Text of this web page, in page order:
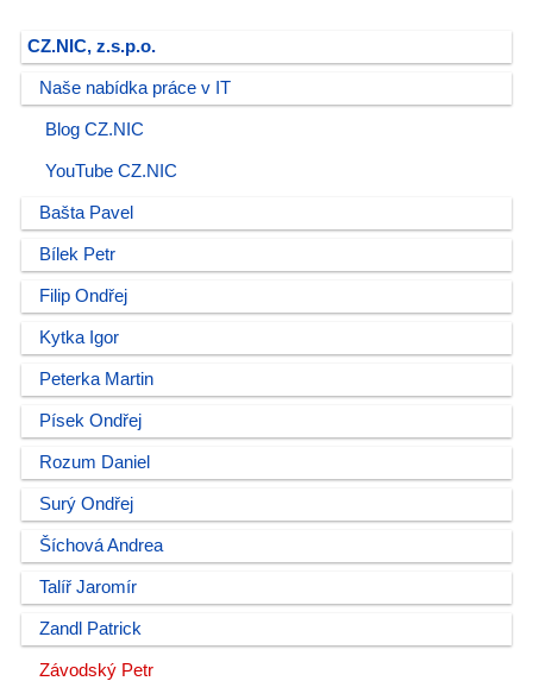
CZ.NIC, z.s.p.o.
Naše nabídka práce v IT
Blog CZ.NIC
YouTube CZ.NIC
Bašta Pavel
Bílek Petr
Filip Ondřej
Kytka Igor
Peterka Martin
Písek Ondřej
Rozum Daniel
Surý Ondřej
Šíchová Andrea
Talíř Jaromír
Zandl Patrick
Závodský Petr